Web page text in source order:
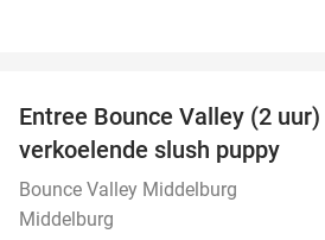
Entree Bounce Valley (2
verkoelende slush puppy
Bounce Valley Middelburg
Middelburg